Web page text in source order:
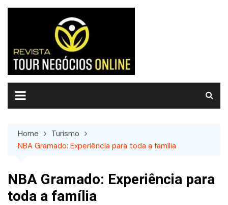
Skip
Home
Turismo
NBA Gramado: Experiência para toda a família
NBA Gramado: Experiência para
toda a família